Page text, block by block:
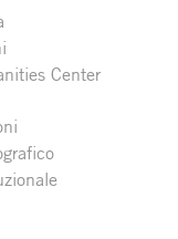
Center